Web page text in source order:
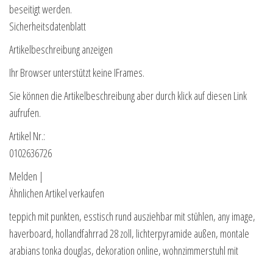
beseitigt werden.
Sicherheitsdatenblatt
Artikelbeschreibung anzeigen
Ihr Browser unterstützt keine IFrames.
Sie können die Artikelbeschreibung aber durch klick auf diesen Link
aufrufen.
Artikel Nr.:
0102636726
Melden |
Ähnlichen Artikel verkaufen
teppich mit punkten, esstisch rund ausziehbar mit stühlen, any image,
haverboard, hollandfahrrad 28 zoll, lichterpyramide außen, montale
arabians tonka douglas, dekoration online, wohnzimmerstuhl mit